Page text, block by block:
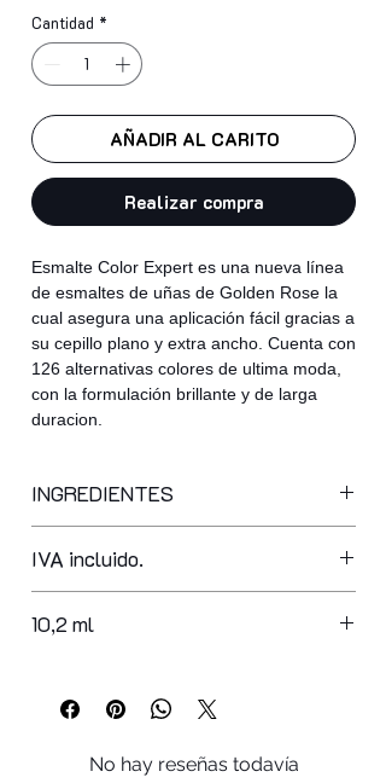
Cantidad *
AÑADIR AL CARITO
Realizar compra
Esmalte Color Expert es una nueva línea
de esmaltes de uñas de Golden Rose la
cual asegura una aplicación fácil gracias a
su cepillo plano y extra ancho. Cuenta con
126 alternativas colores de ultima moda,
con la formulación brillante y de larga
duracion.
INGREDIENTES
nitrocellulose, adipic acid/neopentyl
glycol/trimellitic anhydride copolymer,
acetyl tributyl citrate, isopropyl
styrene/acrylates copolymer, n-butyl
alcohol, silica, benzophenone-1,
trimethylpentanediyl dibenzoate,
polyvinyl butyral
IVA incluido.
10,2 ml
No hay reseñas todavía